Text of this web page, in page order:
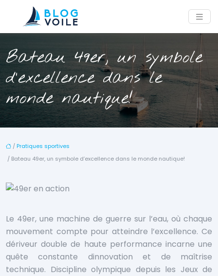
Bateau 49er, un symbole
d’excellence dans le
monde nautique!
/ Pratiques sportives
/ Bateau 49er, un symbole d’excellence dans le monde nautique!
Le 49er, une machine de guerre sur l’eau, où chaque
mouvement compte pour atteindre l’excellence. Ce
dériveur double de haute performance incarne une
quête constante dinnovation et de maîtrise
technique. Discipline olympique depuis les Jeux de